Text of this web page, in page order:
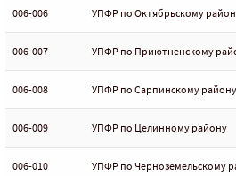
006-006 УПФР по Октябрьскому
006-007 УПФР по Приютненскому
006-008 УПФР по Сарпинскому району
006-009 УПФР по Целинному району
006-010 УПФР по Черноземельскому